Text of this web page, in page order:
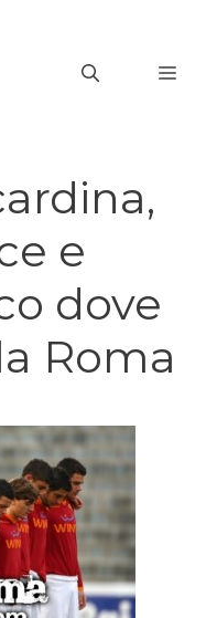
e
dove
Roma